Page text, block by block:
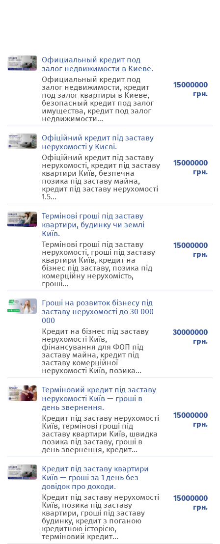
Официальный кредит под
залог недвижимости в Киеве.
Официальный кредит под
залог недвижимости, кредит
под залог квартиры в Киеве,
безопасный кредит под залог
имущества, кредит под залог
недвижимости...
15000000
грн.
Офіційний кредит під заставу
нерухомості у Києві.
Офіційний кредит під заставу
нерухомості, кредит під заставу
квартири Київ, безпечна
позика під заставу майна,
кредит під заставу нерухомості
1.5...
15000000
грн.
Термінові гроші під заставу
квартири, будинку чи землі
Київ.
Термінові гроші під заставу
нерухомості, гроші під заставу
квартири Київ, кредит на
бізнес під заставу, позика під
комерційну нерухомість,
гроші...
15000000
грн.
Гроші на розвиток бізнесу під
заставу нерухомості до 30 000
000
Кредит на бізнес під заставу
нерухомості Київ,
фінансування для ФОП під
заставу майна, кредит під
заставу комерційної
нерухомості Київ, позика...
30000000
грн.
Терміновий кредит під заставу
нерухомості Київ — гроші в
день звернення.
Кредит під заставу нерухомості
Київ, термінові гроші під
заставу квартири Київ, швидка
позика під заставу, гроші в
день звернення, кредит...
15000000
грн.
Кредит під заставу квартири
Київ — гроші за 1 день без
довідок про доходи.
Кредит під заставу нерухомості
Київ, позика під заставу
квартири, гроші під заставу
будинку, кредит з поганою
кредитною історією,
терміновий кредит...
15000000
грн.